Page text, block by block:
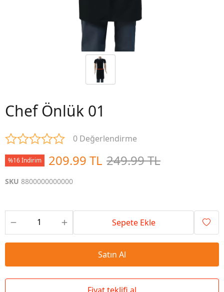
Chef Önlük 01
0 Değerlendirme
%16 İndirim 209.99 TL 249.99 TL
SKU 8800000000000
Sepete Ekle
Satın Al